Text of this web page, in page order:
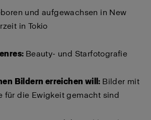
und aufgewachsen in New
in Tokio
Beauty- und Starfotografie
Bildern erreichen will: Bilder mit
für die Ewigkeit gemacht sind